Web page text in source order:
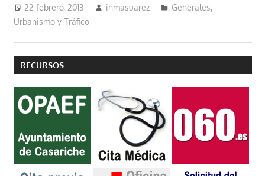
22 febrero, 2013 inmasuarez Generales,
Urbanismo y Tráfico
RECURSOS